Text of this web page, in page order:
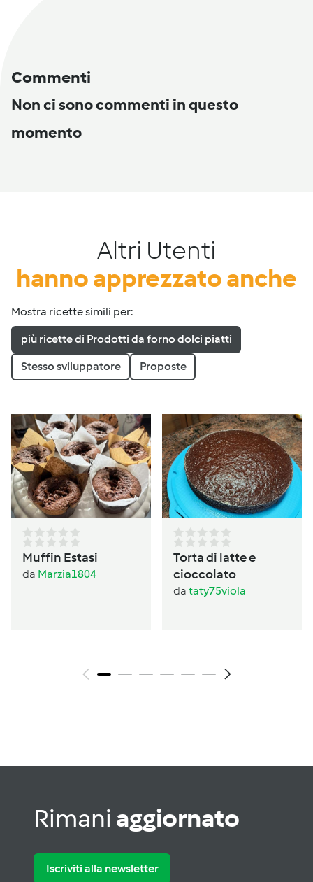
Commenti
Non ci sono commenti in questo
momento
Altri Utenti
hanno apprezzato anche
Mostra ricette simili per:
più ricette di Prodotti da forno dolci piatti
Stesso sviluppatore Proposte
Muffin Estasi
da Marzia1804
Torta di latte e
cioccolato
da taty75viola
Rimani aggiornato
Iscriviti alla newsletter